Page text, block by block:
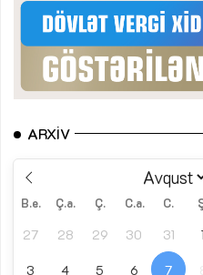
ARXIV
B.e. Ç.a. Ç. C.a. C.
27 28 29 30 31 1
3 4 5 6 7